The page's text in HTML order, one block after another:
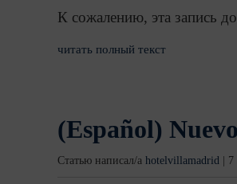
К сожалению, эта запись
читать полный текст
(Español)
Статью написал/а hotelvillamadrid 7